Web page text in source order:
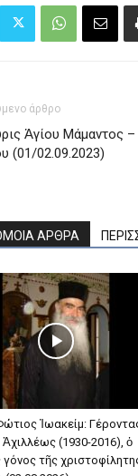
άρθρο
Ἁγίου Μάμαντος
(01/02.09.2023)
ΑΡΘΡΑ
Ἰωακείμ:
(1930-2016), ὁ
γόνος τῆς